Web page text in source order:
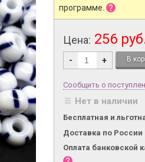
программе.
Цена: 256
- +
Сообщить о
Нет в наличии
Бесплатная и
Доставка по России
Оплата банковской